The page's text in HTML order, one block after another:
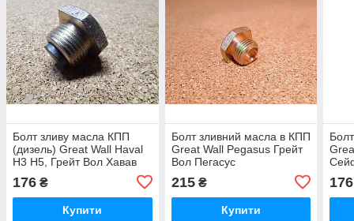
Болт зливу масла КПП
(дизель) Great Wall Haval
H3 H5, Грейт Вол Хавав
176 ₴
Купити
Болт зливний масла в КПП
Great Wall Pegasus Грейт
Вол Пегасус
215₴
Купити
176